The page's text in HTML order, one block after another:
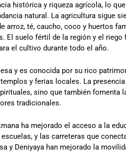
histórica y riqueza agrícola, lo
natural. La agricultura sigue
arroz, té, caucho, coco y huertos
El suelo fértil de la región y el riego
el cultivo durante todo el año.
y es conocida por su rico
y ferias locales. La
sino que también fomenta
tradicionales.
ha mejorado el acceso a la
y las carreteras que
y Deniyaya han mejorado la